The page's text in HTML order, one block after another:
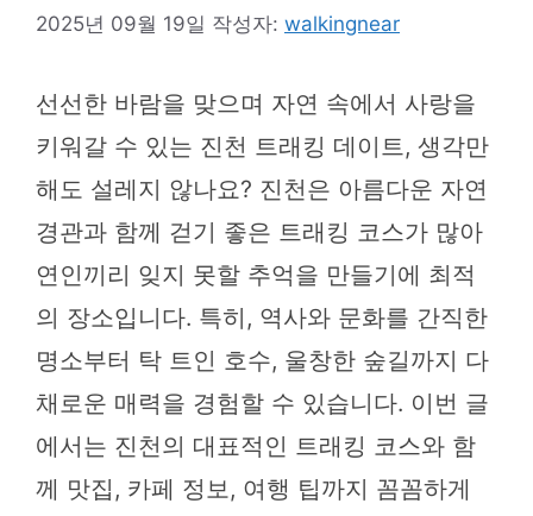
2025년 09월 19일 작성자: walkingnear
선선한 바람을 맞으며 자연 속에서 사랑을
키워갈 수 있는 진천 트래킹 데이트, 생각만
해도 설레지 않나요? 진천은 아름다운 자연
경관과 함께 걷기 좋은 트래킹 코스가 많아
연인끼리 잊지 못할 추억을 만들기에 최적
의 장소입니다. 특히, 역사와 문화를 간직한
명소부터 탁 트인 호수, 울창한 숲길까지 다
채로운 매력을 경험할 수 있습니다. 이번 글
에서는 진천의 대표적인 트래킹 코스와 함
께 맛집, 카페 정보, 여행 팁까지 꼼꼼하게